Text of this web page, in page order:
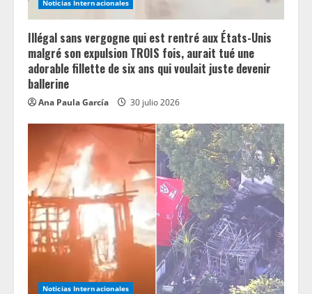
i
n
g
Noticias Internacionales
Illégal sans vergogne qui est rentré aux États-Unis
malgré son expulsion TROIS fois, aurait tué une
adorable fillette de six ans qui voulait juste devenir
ballerine
Ana Paula García 30 julio 2026
Noticias Internacionales